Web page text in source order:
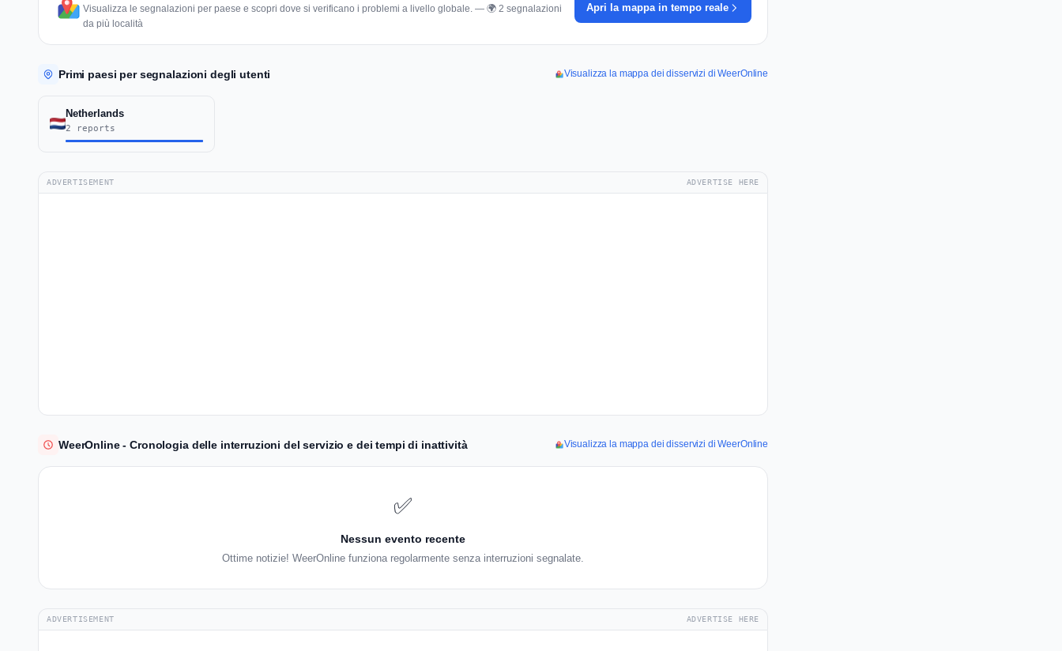
Visualizza le segnalazioni per paese e scopri dove si verificano i problemi a livello globale. — 🌍 2 segnalazioni
da più località
Apri la mappa in tempo reale
Primi paesi per segnalazioni degli utenti Visualizza la mappa dei disservizi di WeerOnline
Netherlands
2 reports
ADVERTISEMENT ADVERTISE HERE
WeerOnline - Cronologia delle interruzioni del servizio e dei tempi di inattività Visualizza la mappa dei disservizi di WeerOnline
✅
Nessun evento recente
Ottime notizie! WeerOnline funziona regolarmente senza interruzioni segnalate.
ADVERTISEMENT ADVERTISE HERE